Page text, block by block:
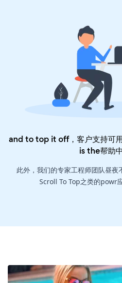
and to top it off，客户支持可
is the帮助
此外，我们的专家工程师团队昼
Scroll To Top之类的powr